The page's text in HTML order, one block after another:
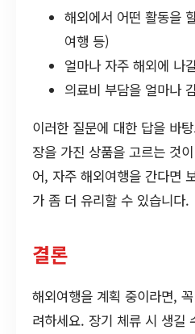
해외에서 어떤 활동을
여행 등)
얼마나 자주 해외에 나
의료비 부담을 얼마나
이러한 질문에 대한 답을 바
장을 가진 상품을 고르는 것
어, 자주 해외여행을 간다면
가 좀 더 유리할 수 있습니다.
결론
해외여행을 계획 중이라면, 꼭
려하세요. 장기 체류 시 생길